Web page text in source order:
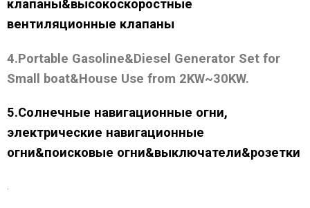
клапаны&высокоскоростные
вентиляционные клапаны
4.Portable Gasoline&Diesel Generator Set for
Small boat&House Use from 2KW~30KW.
5.Солнечные навигационные огни,
электрические навигационные
огни&поисковые огни&выключатели&розетки
.